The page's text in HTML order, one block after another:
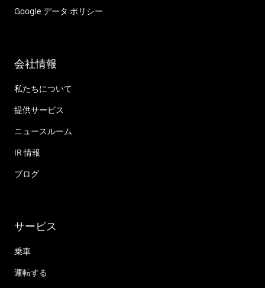
Google データ ポリシー
会社情報
私たちについて
提供サービス
ニュースルーム
IR 情報
ブログ
サービス
乗車
運転する